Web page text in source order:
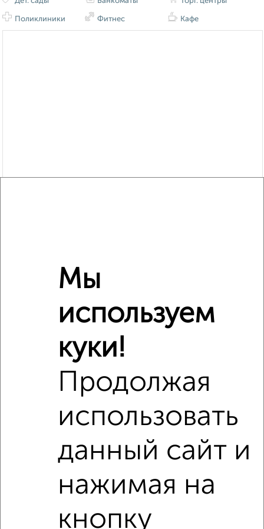
Поликлиники Фитнес Кафе
Похожие предложения рядом
Комнаты в 2-к квартире недалеко от бульвар 50 лет
Мы
используем
куки!
Продолжая
использовать
данный сайт и
нажимая на
кнопку